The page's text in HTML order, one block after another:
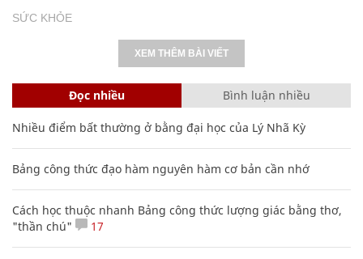
SỨC KHỎE
XEM THÊM BÀI VIẾT
Đọc nhiều Bình luận nhiều
Nhiều điểm bất thường ở bằng đại học của Lý Nhã Kỳ
Bảng công thức đạo hàm nguyên hàm cơ bản cần nhớ
Cách học thuộc nhanh Bảng công thức lượng giác bằng thơ,
"thần chú"
17